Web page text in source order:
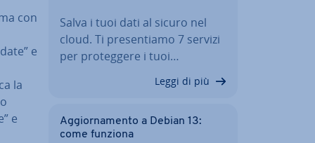
con
e
la
e
Salva i tuoi dati al sicuro nel
cloud. Ti pre­sen­tia­mo 7 servizi
per pro­teg­ge­re i tuoi…
Leggi di più
Ag­gior­na­men­to a Debian 13:
come funziona